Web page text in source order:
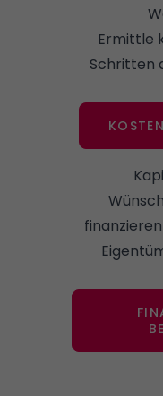
Ermittle
Schritten